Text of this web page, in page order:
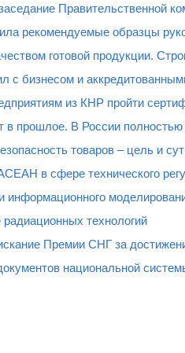
Правительственной
рекомендуемые образцы
готовой продукции.
с бизнесом и
из КНР пройти
прошлое. В России полностью
товаров – цель и
в сфере технического
информационного
технологий
Премии СНГ за
национальной